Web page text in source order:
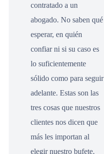
contratado a un
abogado. No saben qué
esperar, en quién
confiar ni si su caso es
lo suficientemente
sólido como para seguir
adelante. Estas son las
tres cosas que nuestros
clientes nos dicen que
más les importan al
elegir nuestro bufete.